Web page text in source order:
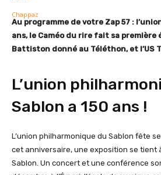
Au programme de votre Zap 57 :
ans, le Caméo du rire fait sa
Battiston donné au Téléthon, et l’US
L’union
Sablon a 150 ans !
L’union philharmonique du Sablon fête
cet anniversaire, une exposition se tient
Sablon. Un concert et une conférence